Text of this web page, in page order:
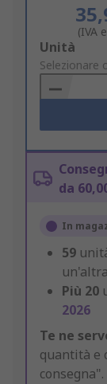
(IVA
Add
to
Basket
Unità
Selezionare
da
In
59
Più 20
2026
Te ne
quantità e
consegna".